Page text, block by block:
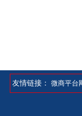
友情链接： 微商平台